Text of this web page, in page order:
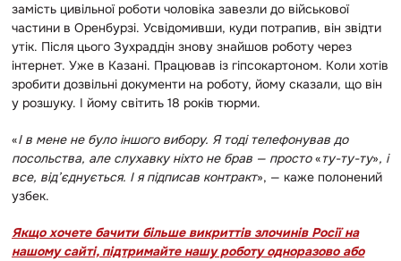
замість цивільної роботи чоловіка завезли до військової
частини в Оренбурзі. Усвідомивши, куди потрапив, він звідти
утік. Після цього Зухраддін знову знайшов роботу через
інтернет. Уже в Казані. Працював із гіпсокартоном. Коли хотів
зробити дозвільні документи на роботу, йому сказали, що він
у розшуку. І йому світить 18 років тюрми.
«І в мене не було іншого вибору. Я тоді телефонував до
посольства, але слухавку ніхто не брав — просто«ту-ту-ту», і
все, від’єднується. І я підписав контракт», — каже полонений
узбек.
Якщо хочете бачити більше викриттів злочинів Росії на
нашому сайті, підтримайте нашу роботу одноразово або